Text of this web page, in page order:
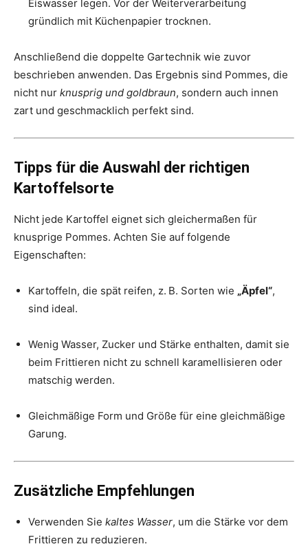
Eiswasser legen. Vor der Weiterverarbeitung
gründlich mit Küchenpapier trocknen.
Anschließend die doppelte Gartechnik wie zuvor
beschrieben anwenden. Das Ergebnis sind Pommes, die
nicht nur knusprig und goldbraun, sondern auch innen
zart und geschmacklich perfekt sind.
Tipps für die Auswahl der richtigen
Kartoffelsorte
Nicht jede Kartoffel eignet sich gleichermaßen für
knusprige Pommes. Achten Sie auf folgende
Eigenschaften:
Kartoffeln, die spät reifen, z. B. Sorten wie „Äpfel“,
sind ideal.
Wenig Wasser, Zucker und Stärke enthalten, damit sie
beim Frittieren nicht zu schnell karamellisieren oder
matschig werden.
Gleichmäßige Form und Größe für eine gleichmäßige
Garung.
Zusätzliche Empfehlungen
Verwenden Sie kaltes Wasser, um die Stärke vor dem
Frittieren zu reduzieren.